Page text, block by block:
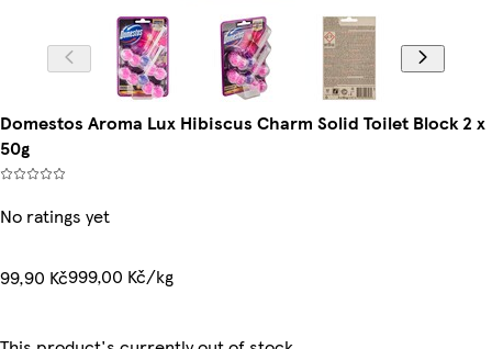
Domestos Aroma Lux Hibiscus Charm Solid Toilet Block 2 x
50g
No ratings yet
99,90 Kč999,00 Kč/kg